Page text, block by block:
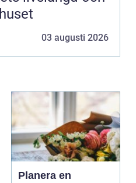
03 augusti 2026
Planera en